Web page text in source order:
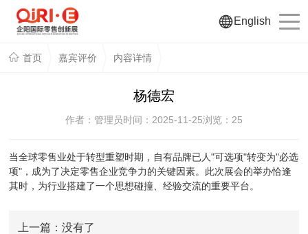
English
首页 嘉宾评价 内容详情
杨德宏
作者：管理员时间：2025-11-25浏览： 25
当全球零售业处于转型重塑时期，自有品牌已人"可选项"转变为"必选
项"，成为了决定零售企业竞争力的关键因素。此次展会的举办恰逢
其时，为行业搭建了一个思想碰撞、经验交流的重要平台。
上一篇：没有了